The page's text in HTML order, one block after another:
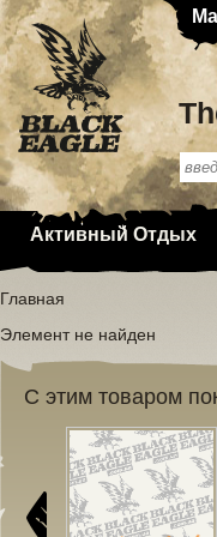
Активный Отдых
Главная
Элемент не найден
С этим товаром